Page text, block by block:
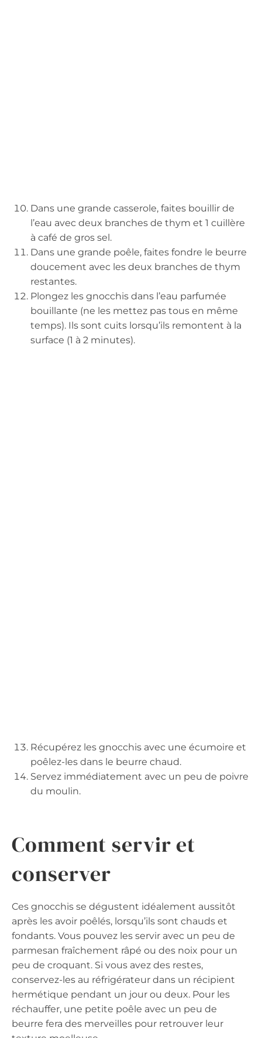
Dans une grande casserole, faites bouillir de
l’eau avec deux branches de thym et 1 cuillère
à café de gros sel.
Dans une grande poêle, faites fondre le beurre
doucement avec les deux branches de thym
restantes.
Plongez les gnocchis dans l’eau parfumée
bouillante (ne les mettez pas tous en même
temps). Ils sont cuits lorsqu’ils remontent à la
surface (1 à 2 minutes).
Récupérez les gnocchis avec une écumoire et
poêlez-les dans le beurre chaud.
Servez immédiatement avec un peu de poivre
du moulin.
Comment servir et
conserver
Ces gnocchis se dégustent idéalement aussitôt
après les avoir poêlés, lorsqu’ils sont chauds et
fondants. Vous pouvez les servir avec un peu de
parmesan fraîchement râpé ou des noix pour un
peu de croquant. Si vous avez des restes,
conservez-les au réfrigérateur dans un récipient
hermétique pendant un jour ou deux. Pour les
réchauffer, une petite poêle avec un peu de
beurre fera des merveilles pour retrouver leur